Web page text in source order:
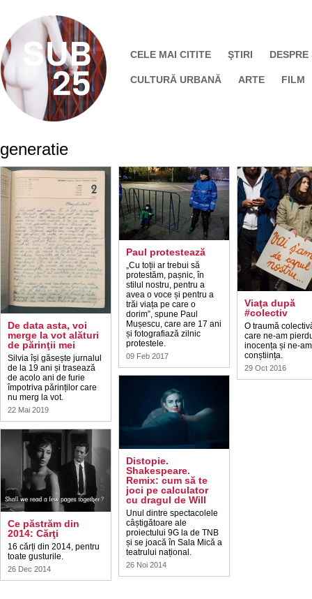
CELE MAI CITITE ŞTIRI DESPRE
CULTURĂ URBANĂ ARTE FILM
generatie
De data asta, voi
merge la vot alături
de părinţii mei
Silvia își găsește jurnalul
de la 19 ani și trasează
de acolo ani de furie
împotriva părinților care
nu merg la vot.
22 Mai 2019
Ce păstrăm din
2014: Cărţi
16 cărți din 2014, pentru
toate gusturile.
26 Dec 2014
Paul protestează
„Cu toții ar trebui să
protestăm, pașnic, în
stilul nostru, pentru a
avea o voce și pentru a
trăi viața pe care o
dorim”, spune Paul
Mușescu, care are 17 ani
și fotografiază zilnic
protestele.
09 Feb 2017
Distopie.
Shakespeare.
Remix: cum să te
joci pe calculator
cu dragul de Will
Unul dintre spectacolele
câștigătoare ale
proiectului 9G la de TNB
și se joacă în Sala Mică a
teatrului național.
26 Noi 2014
Viaţa după
#colectiv
O traumă
care ne-am
inocența și ne-
conștiința.
29 Oct 2016